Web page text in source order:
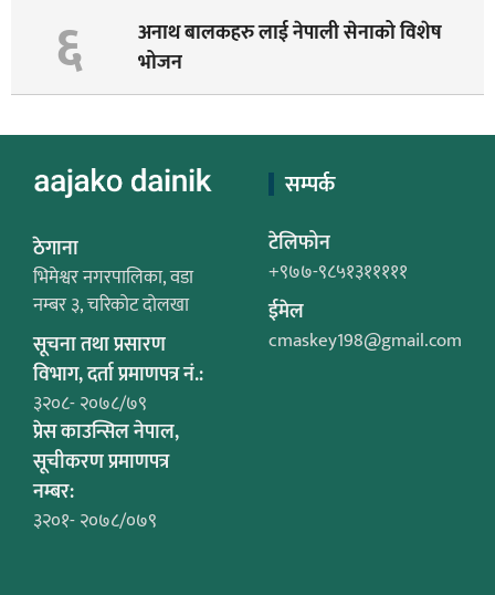
६
अनाथ बालकहरु लाई नेपाली सेनाको विशेष
भोजन
ठेगाना
भिमेश्वर नगरपालिका, वडा
नम्बर ३, चरिकोट दोलखा
सूचना तथा प्रसारण
विभाग, दर्ता प्रमाणपत्र नं.:
३२०८- २०७८/७९
प्रेस काउन्सिल नेपाल,
सूचीकरण प्रमाणपत्र
नम्बर:
३२०१- २०७८/०७९
सम्पर्क
टेलिफोन
+९७७-९८५१३१११११
ईमेल
cmaskey198@gmail.com